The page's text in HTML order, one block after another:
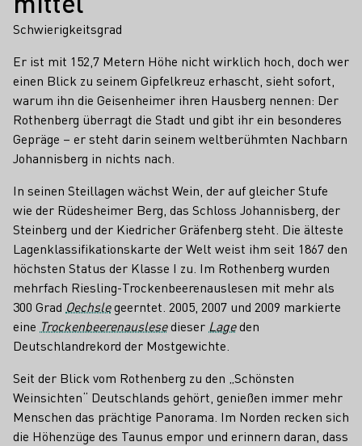
Schwierigkeitsgrad
Er ist mit 152,7 Metern Höhe nicht wirklich hoch, doch wer
einen Blick zu seinem Gipfelkreuz erhascht, sieht sofort,
warum ihn die Geisenheimer ihren Hausberg nennen: Der
Rothenberg überragt die Stadt und gibt ihr ein besonderes
Gepräge – er steht darin seinem weltberühmten Nachbarn
Johannisberg in nichts nach.
In seinen Steillagen wächst Wein, der auf gleicher Stufe
wie der Rüdesheimer Berg, das Schloss Johannisberg, der
Steinberg und der Kiedricher Gräfenberg steht. Die älteste
Lagenklassifikationskarte der Welt weist ihm seit 1867 den
höchsten Status der Klasse I zu. Im Rothenberg wurden
mehrfach Riesling-Trockenbeerenauslesen mit mehr als
300 Grad Oechslegeerntet. 2005, 2007 und 2009 markierte
eine Trockenbeerenauslesedieser Lageden
Deutschlandrekord der Mostgewichte.
Seit der Blick vom Rothenberg zu den „Schönsten
Weinsichten“ Deutschlands gehört, genießen immer mehr
Menschen das prächtige Panorama. Im Norden recken sich
die Höhenzüge des Taunus empor und erinnern daran, dass